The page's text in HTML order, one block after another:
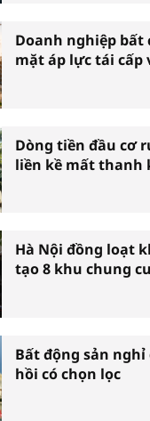
Doanh nghiệp bất
mặt áp lực tái cấp
Dòng tiền đầu cơ
liền kề mất thanh
Hà Nội đồng loạt
tạo 8 khu chung
Bất động sản
hồi có chọn lọc